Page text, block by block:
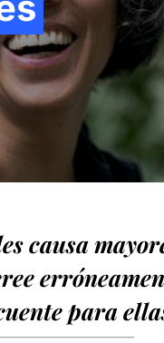
causa
para